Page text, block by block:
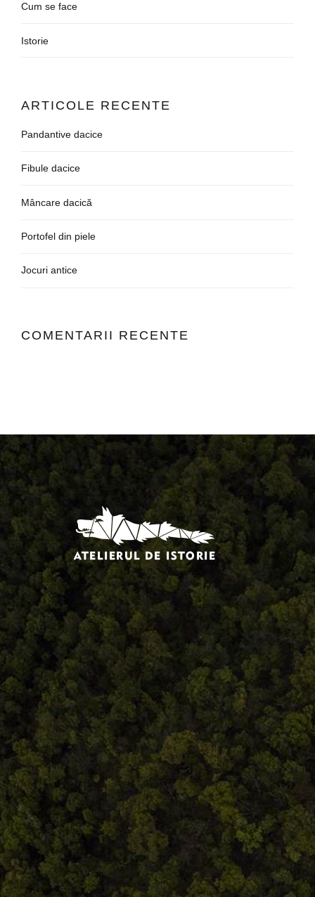
Cum se face
Istorie
ARTICOLE RECENTE
Pandantive dacice
Fibule dacice
Mâncare dacică
Portofel din piele
Jocuri antice
COMENTARII RECENTE
Comandă, plată, livrare
Întreținere produse
Facebook.com/atelieruldeistorie
Contact@atelieruldeistorie.ro
0748.884.543
Termeni și condiții
ANPC
Home Despre noi Produse
Contact
Termeni și condiții
S.C. Atelierul de istorie SRL